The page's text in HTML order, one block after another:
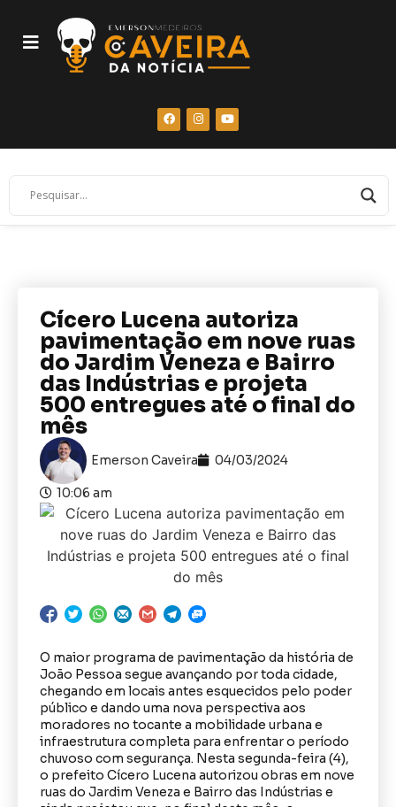
Cícero Lucena autoriza
pavimentação em nove ruas
do Jardim Veneza e Bairro
das Indústrias e projeta
500 entregues até o final do
mês
Emerson Caveira 04/03/2024
10:06 am
O maior programa de pavimentação da história de
João Pessoa segue avançando por toda cidade,
chegando em locais antes esquecidos pelo poder
público e dando uma nova perspectiva aos
moradores no tocante a mobilidade urbana e
infraestrutura completa para enfrentar o período
chuvoso com segurança. Nesta segunda-feira (4),
o prefeito Cícero Lucena autorizou obras em nove
ruas do Jardim Veneza e Bairro das Indústrias e